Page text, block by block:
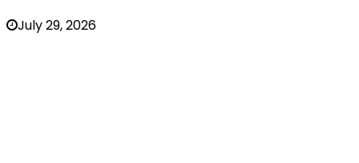
July 29, 2026